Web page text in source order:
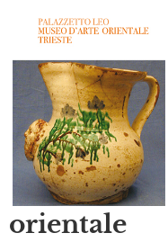
orientale